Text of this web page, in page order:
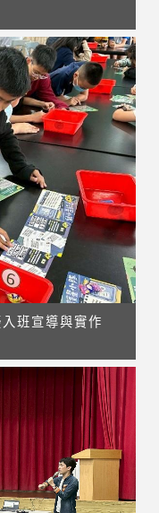
班宣導與實作